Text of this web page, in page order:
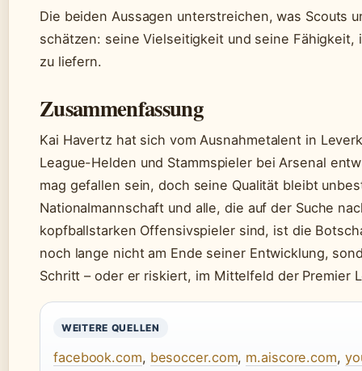
Die beiden Aussagen unterstreichen, was Scouts
schätzen: seine Vielseitigkeit und seine
zu liefern.
Zusammenfassung
Kai Havertz hat sich vom Ausnahmetalent in
League-Helden und Stammspieler bei Arsenal
mag gefallen sein, doch seine Qualität bleibt
Nationalmannschaft und alle, die auf der Suche
kopfballstarken Offensivspieler sind, ist die
noch lange nicht am Ende seiner Entwicklung,
Schritt – oder er riskiert, im Mittelfeld der Premier
WEITERE QUELLEN
facebook.com, besoccer.com, m.aiscore.com,